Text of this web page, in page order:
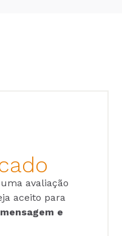
avaliação
aceito para
e